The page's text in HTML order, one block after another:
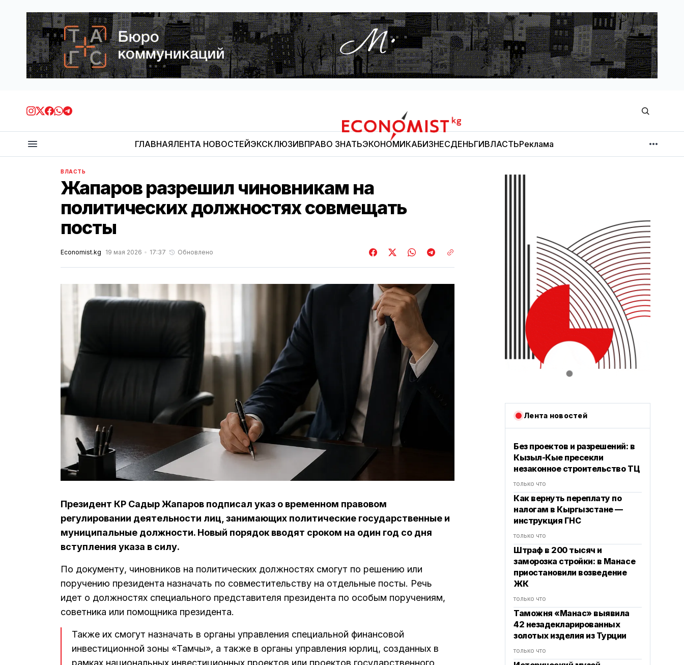
Economist.kg
ГЛАВНАЯЛЕНТА НОВОСТЕЙЭКСКЛЮЗИВПРАВО ЗНАТЬЭКОНОМИКАБИЗНЕСДЕНЬГИВЛАСТЬРеклама
МНЕНИЕ
ВЛАСТЬ
Жапаров разрешил чиновникам на
политических должностях совмещать
посты
Economist.kg 19 мая 2026 17:37 Обновлено
Президент КР Садыр Жапаров подписал указ о временном правовом
регулировании деятельности лиц, занимающих политические государственные и
муниципальные должности. Новый порядок вводят сроком на один год со дня
вступления указа в силу.
По документу, чиновников на политических должностях смогут по решению или
поручению президента назначать по совместительству на отдельные посты. Речь
идет о должностях специального представителя президента по особым поручениям,
советника или помощника президента.
Также их смогут назначать в органы управления специальной финансовой
инвестиционной зоны «Тамчы», а также в органы управления юрлиц, созданных в
рамках национальных инвестиционных проектов или проектов государственного
Лента новостей
Без проектов и разрешений: в
Кызыл-Кые пресекли
незаконное строительство ТЦ
только что
Как вернуть переплату по
налогам в Кыргызстане —
инструкция ГНС
только что
Штраф в 200 тысяч и
заморозка стройки: в Манасе
приостановили возведение
ЖК
только что
Таможня «Манас» выявила
42 незадекларированных
золотых изделия из Турции
только что